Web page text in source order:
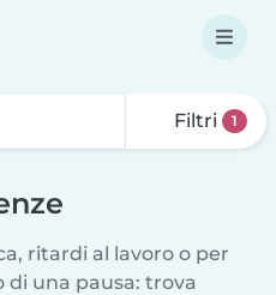
Filtri 1
ritardi al lavoro o per
di una pausa: trova